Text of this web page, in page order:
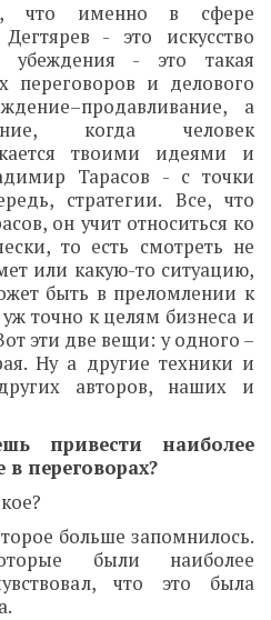
что именно в сфере
- это искусство
убеждения - это такая
переговоров и делового
а
когда человек
твоими идеями и
Тарасов - с точки
стратегии. Все, что
он учит относиться ко
то есть смотреть не
или какую-то ситуацию,
быть в преломлении к
точно к целям бизнеса и
эти две вещи: у одного –
Ну а другие техники и
авторов, наших и
привести наиболее
переговорах?
больше запомнилось.
были наиболее
что это была